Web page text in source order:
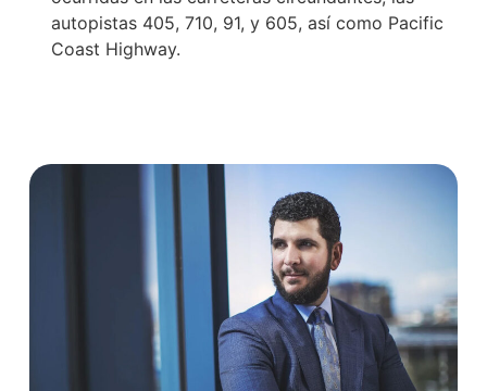
autopistas 405, 710, 91, y 605, así como Pacific
Coast Highway.